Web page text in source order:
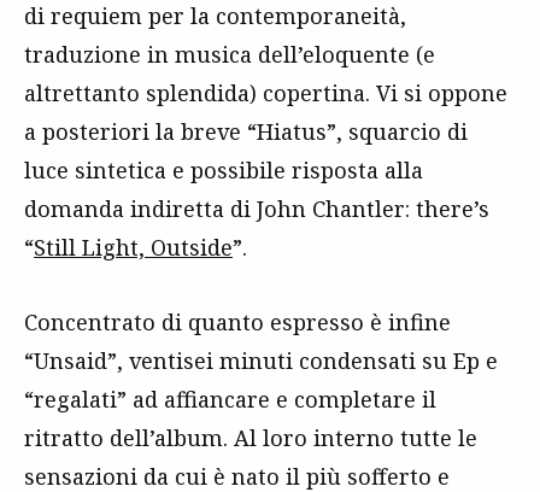
di requiem per la contemporaneità,
traduzione in musica dell’eloquente (e
altrettanto splendida) copertina. Vi si oppone
a posteriori la breve “Hiatus”, squarcio di
luce sintetica e possibile risposta alla
domanda indiretta di John Chantler: there’s
“Still Light, Outside”.
Concentrato di quanto espresso è infine
“Unsaid”, ventisei minuti condensati su Ep e
“regalati” ad affiancare e completare il
ritratto dell’album. Al loro interno tutte le
sensazioni da cui è nato il più sofferto e